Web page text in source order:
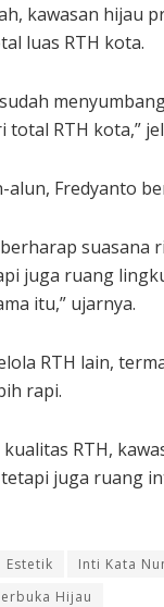
kawasan
luas RTH kota.
RTH kota,”
alun, Fredyanto
juga ruang
itu,” ujarnya.
RTH lain,
rapi.
RTH,
juga ruang
Estetik Inti Kata
Hijau